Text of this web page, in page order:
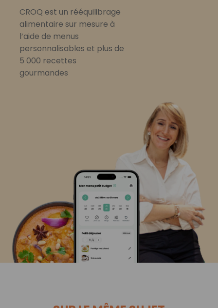
CROQ est un rééquilibrage
alimentaire sur mesure à
l’aide de menus
personnalisables et plus de
5 000 recettes
gourmandes